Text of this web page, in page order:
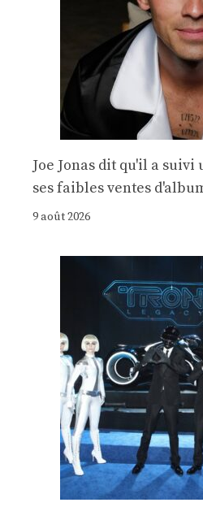
Joe Jonas dit qu'il a
ses faibles ventes
9 août 2026